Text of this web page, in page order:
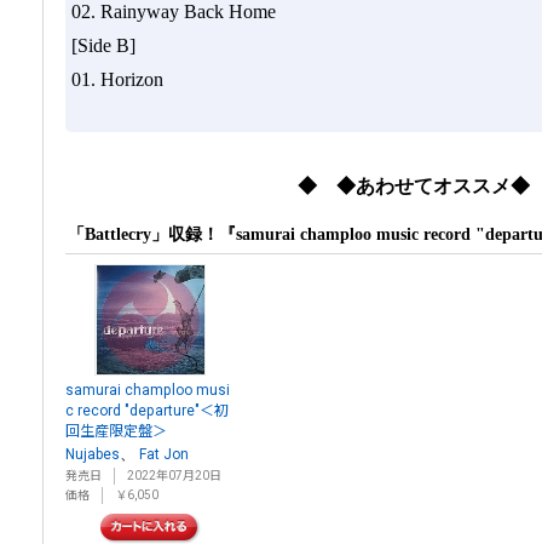
02. Rainyway Back Home
[Side B]
01. Horizon
◆ ◆あわせてオススメ
「Battlecry」収録！『samurai champloo music record
samurai champloo musi
c record "departure"＜初
回生産限定盤＞
Nujabes
Fat Jon
発売日
2022年07月20日
価格
￥6,050